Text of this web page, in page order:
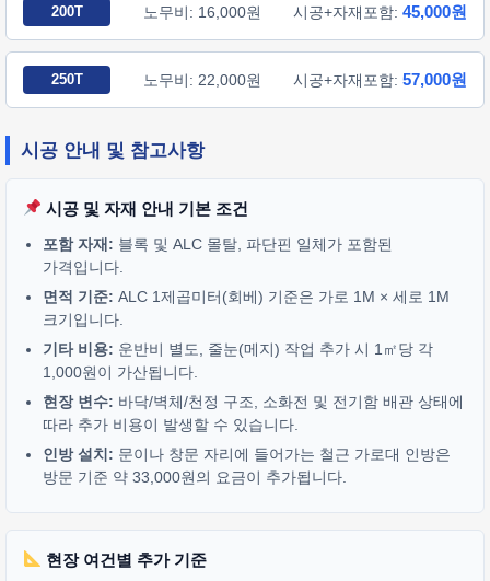
200T 노무비: 16,000원 시공+자재포함: 45,000원
250T 노무비: 22,000원 시공+자재포함: 57,000원
시공 안내 및 참고사항
시공 및 자재 안내 기본 조건
포함 자재: 블록 및 ALC 몰탈, 파단핀 일체가 포함된
가격입니다.
면적 기준: ALC 1제곱미터(회베) 기준은 가로 1M × 세로 1M
크기입니다.
기타 비용: 운반비 별도, 줄눈(메지) 작업 추가 시 1㎡당 각
1,000원이 가산됩니다.
현장 변수: 바닥/벽체/천정 구조, 소화전 및 전기함 배관 상태에
따라 추가 비용이 발생할 수 있습니다.
인방 설치: 문이나 창문 자리에 들어가는 철근 가로대 인방은
방문 기준 약 33,000원의 요금이 추가됩니다.
현장 여건별 추가 기준